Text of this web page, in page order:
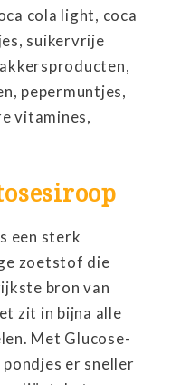
cola light, coca
suikervrije
pepermuntjes,
vitamines,
een sterk
zoetstof die
bron van
zit in bijna alle
Met Glucose-
er sneller